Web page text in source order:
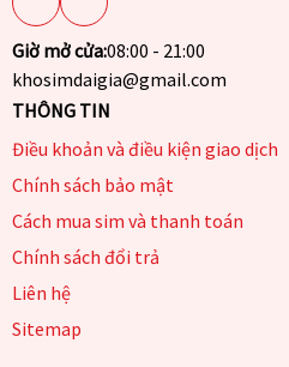
Giờ mở cửa:08:00 - 21:00
khosimdaigia@gmail.com
THÔNG TIN
Điều khoản và điều kiện giao dịch
Chính sách bảo mật
Cách mua sim và thanh toán
Chính sách đổi trả
Liên hệ
Sitemap